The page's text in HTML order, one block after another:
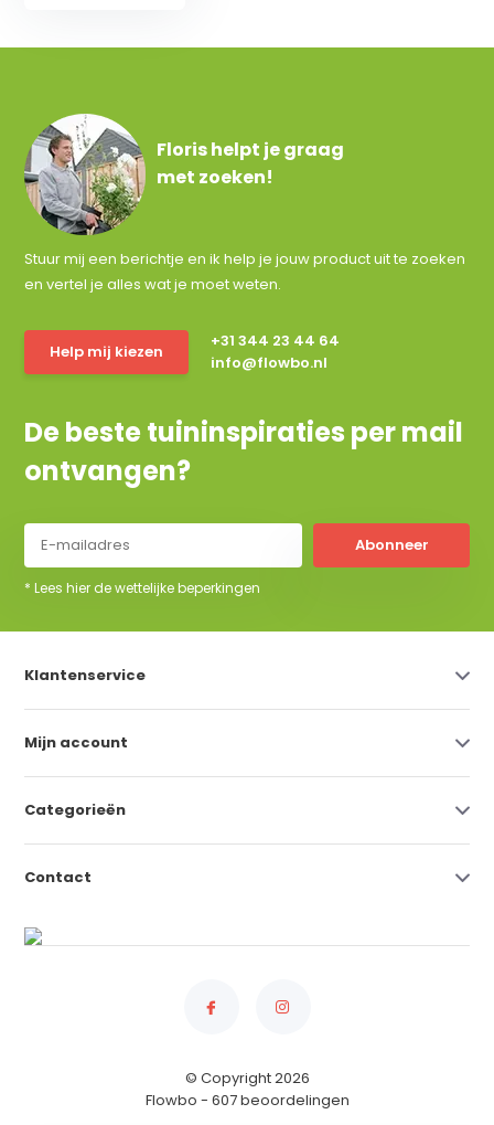
Floris helpt je graag
met zoeken!
Stuur mij een berichtje en ik help je jouw product uit te zoeken
en vertel je alles wat je moet weten.
Help mij kiezen
+31 344 23 44 64
info@flowbo.nl
De beste tuininspiraties per mail
ontvangen?
Abonneer
* Lees hier de wettelijke beperkingen
Klantenservice
Mijn account
Categorieën
Contact
© Copyright 2026
Flowbo - 607 beoordelingen